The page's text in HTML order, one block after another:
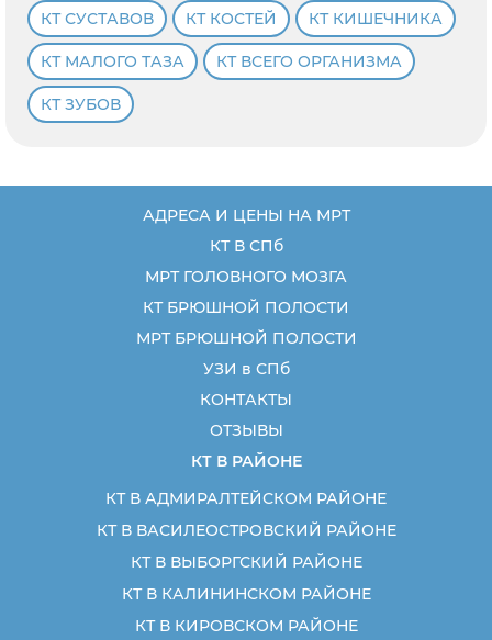
КТ СУСТАВОВ КТ КОСТЕЙ КТ КИШЕЧНИКА
КТ МАЛОГО ТАЗА КТ ВСЕГО ОРГАНИЗМА
КТ ЗУБОВ
АДРЕСА И ЦЕНЫ НА МРТ
КТ В СПб
МРТ ГОЛОВНОГО МОЗГА
КТ БРЮШНОЙ ПОЛОСТИ
МРТ БРЮШНОЙ ПОЛОСТИ
УЗИ в СПб
КОНТАКТЫ
ОТЗЫВЫ
КТ В РАЙОНЕ
КТ В АДМИРАЛТЕЙСКОМ РАЙОНЕ
КТ В ВАСИЛЕОСТРОВСКИЙ РАЙОНЕ
КТ В ВЫБОРГСКИЙ РАЙОНЕ
КТ В КАЛИНИНСКОМ РАЙОНЕ
КТ В КИРОВСКОМ РАЙОНЕ